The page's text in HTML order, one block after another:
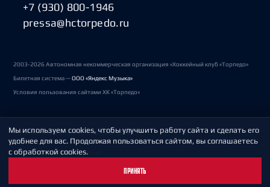
+7 (930) 800-1946
pressa@hctorpedo.ru
2003-2026 Автономная некоммерческая организация «Хоккейный клуб «Торпедо»
Билетная система —ООО «Яндекс Музыка»
Условия пользования сайтами ХК «Торпедо»
Политика обработки персональных данных
Пользовательское соглашение
Мы используем cookies, чтобы улучшить работу сайта и сделать его
удобнее для вас. Продолжая пользоваться сайтом, вы соглашаетесь
с обработкой cookies.
ПРИНЯТЬ